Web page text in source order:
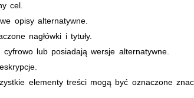
cel.
opisy alternatywne.
nagłówki i tytuły.
lub posiadają wersje alternatywne.
elementy treści mogą być oznaczone